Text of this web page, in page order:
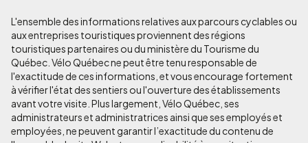
L'ensemble des informations relatives aux parcours cyclables ou
aux entreprises touristiques proviennent des régions
touristiques partenaires ou du ministère du Tourisme du
Québec. Vélo Québec ne peut être tenu responsable de
l'exactitude de ces informations, et vous encourage fortement
à vérifier l'état des sentiers ou l'ouverture des établissements
avant votre visite. Plus largement, Vélo Québec, ses
administrateurs et administratrices ainsi que ses employés et
employées, ne peuvent garantir l’exactitude du contenu de